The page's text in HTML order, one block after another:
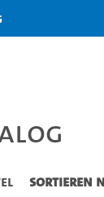
Sortieren